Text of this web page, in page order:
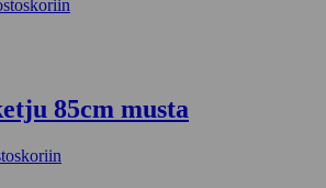
85cm musta